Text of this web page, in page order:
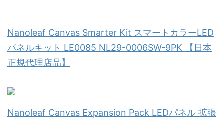
Nanoleaf Canvas Smarter Kit スマートカラーLED
パネルキット LE0085 NL29-0006SW-9PK 【日本
正規代理店品】
Nanoleaf Canvas Expansion Pack LEDパネル 拡張